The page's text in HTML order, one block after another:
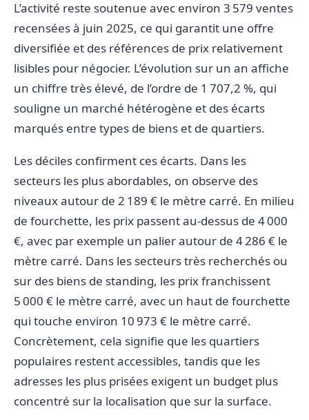
L’activité reste soutenue avec environ 3 579 ventes
recensées à juin 2025, ce qui garantit une offre
diversifiée et des références de prix relativement
lisibles pour négocier. L’évolution sur un an affiche
un chiffre très élevé, de l’ordre de 1 707,2 %, qui
souligne un marché hétérogène et des écarts
marqués entre types de biens et de quartiers.
Les déciles confirment ces écarts. Dans les
secteurs les plus abordables, on observe des
niveaux autour de 2 189 € le mètre carré. En milieu
de fourchette, les prix passent au-dessus de 4 000
€, avec par exemple un palier autour de 4 286 € le
mètre carré. Dans les secteurs très recherchés ou
sur des biens de standing, les prix franchissent
5 000 € le mètre carré, avec un haut de fourchette
qui touche environ 10 973 € le mètre carré.
Concrètement, cela signifie que les quartiers
populaires restent accessibles, tandis que les
adresses les plus prisées exigent un budget plus
concentré sur la localisation que sur la surface.